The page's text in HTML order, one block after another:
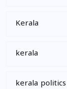
Kerala
kerala
kerala politics